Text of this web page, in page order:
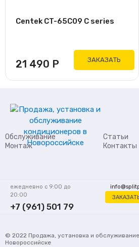
Centek CT-65C09 C series
21 490 Р ЗАКАЗАТЬ
Обслуживание
Монтаж
Статьи
Контакты
ежедневно с 9:00 до
20:00
+7 (961) 501 79
© 2022 Продажа, установка и
Новороссийске